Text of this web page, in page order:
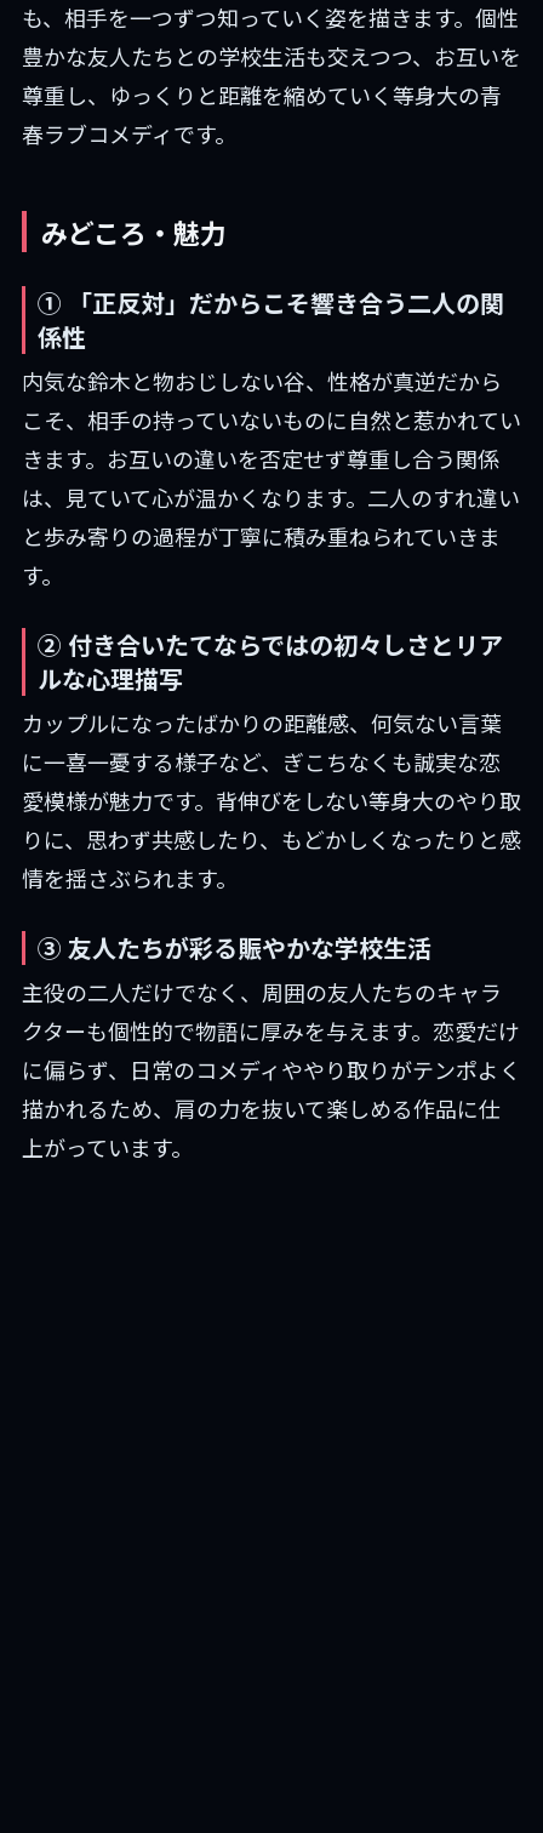
も、相手を一つずつ知っていく姿を描きます。個性
豊かな友人たちとの学校生活も交えつつ、お互いを
尊重し、ゆっくりと距離を縮めていく等身大の青
春ラブコメディです。
みどころ・魅力
① 「正反対」だからこそ響き合う二人の関
係性
内気な鈴木と物おじしない谷、性格が真逆だから
こそ、相手の持っていないものに自然と惹かれてい
きます。お互いの違いを否定せず尊重し合う関係
は、見ていて心が温かくなります。二人のすれ違い
と歩み寄りの過程が丁寧に積み重ねられていきま
す。
② 付き合いたてならではの初々しさとリア
ルな心理描写
カップルになったばかりの距離感、何気ない言葉
に一喜一憂する様子など、ぎこちなくも誠実な恋
愛模様が魅力です。背伸びをしない等身大のやり取
りに、思わず共感したり、もどかしくなったりと感
情を揺さぶられます。
③ 友人たちが彩る賑やかな学校生活
主役の二人だけでなく、周囲の友人たちのキャラ
クターも個性的で物語に厚みを与えます。恋愛だけ
に偏らず、日常のコメディややり取りがテンポよく
描かれるため、肩の力を抜いて楽しめる作品に仕
上がっています。